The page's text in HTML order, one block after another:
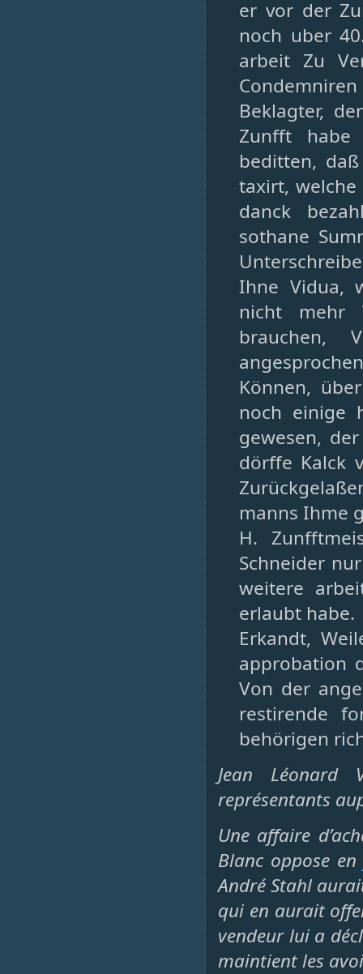
er vor der
noch uber
arbeit Zu
Condemniren
Beklagter,
Zunfft
beditten,
taxirt,
danck
sothane
Ihne Vidua,
nicht mehr
brauchen,
Können,
noch einige
gewesen,
dörffe Kalck
manns Ihme
H.
Schneider
weitere
erlaubt habe.
Erkandt,
approbation
Von der
restirende
behörigen
Jean Léonard
représentants
Une affaire
Blanc oppose en
André Stahl
qui en aurait
vendeur lui a
maintient les